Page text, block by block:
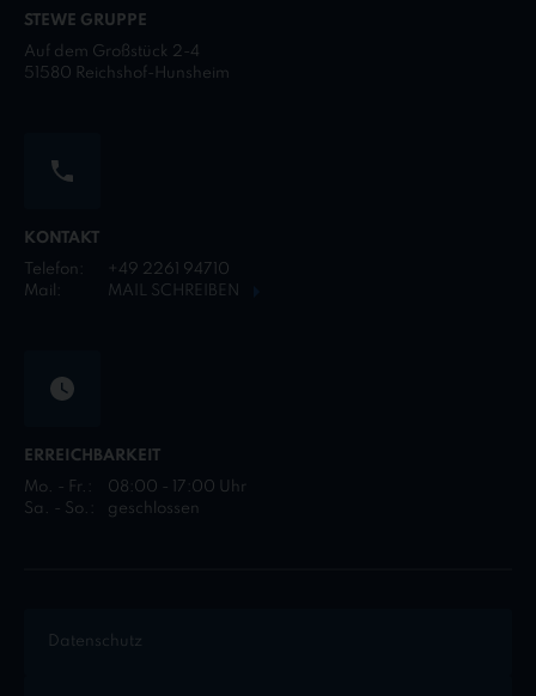
STEWE GRUPPE
Auf dem Großstück 2-4
51580 Reichshof-Hunsheim
KONTAKT
Telefon:
+49 2261 94710
Mail:
MAIL SCHREIBEN
ERREICHBARKEIT
Mo. - Fr.:
08:00 - 17:00 Uhr
Sa. - So.:
geschlossen
Datenschutz